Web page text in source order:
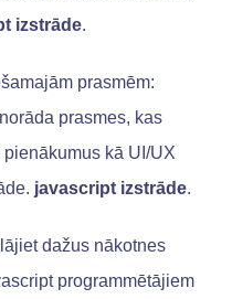
izstrāde.
prasmēm:
prasmes, kas
kā UI/UX
javascript izstrāde.
dažus nākotnes
programmētājiem